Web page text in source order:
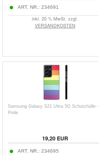
ART. NR.: 234691
inkl. 20 % MwSt. zzgl.
VERSANDKOSTEN
Samsung Galaxy S21 Ultra 5G Schutzhülle -
Pride
19,20EUR
ART. NR.: 234695